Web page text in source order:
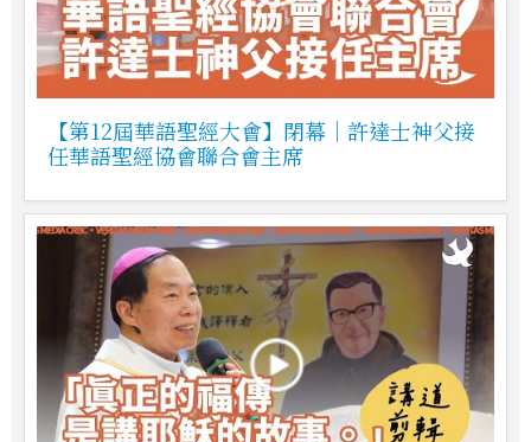
【第12屆華語聖經大會】閉幕｜許達士神父接
任華語聖經協會聯合會主席